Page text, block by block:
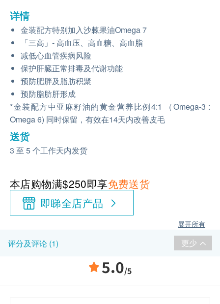
详情
金装配方特别加入沙棘果油Omega 7
「三高」- 高血压、高血糖、高血脂
减低心血管疾病风险
保护肝臓正常排毒及代谢功能
预防肥胖及脂肪积聚
预防脂肪肝形成
*金装配方中亚麻籽油的黄金营养比例4:1 （Omega-3 :
Omega 6) 同时保留，有效在14天内改善皮毛
送货
3 至 5 个工作天内发货
本店购物满$250即享免费送货
即睇全店产品
展开所有
评分及评论 (1) 更少
5.0/5